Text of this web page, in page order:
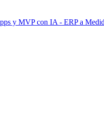
y MVP con IA - ERP a